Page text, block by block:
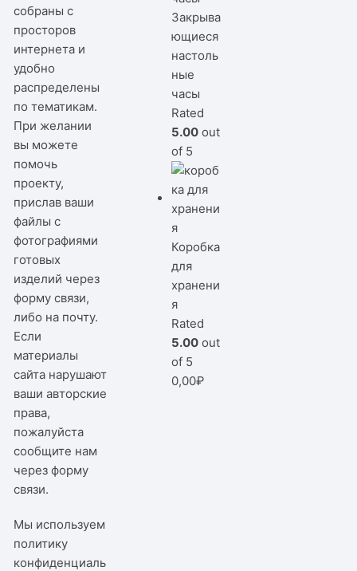
собраны с
просторов
интернета и
удобно
распределены
по тематикам.
При желании
вы можете
помочь
проекту,
прислав ваши
файлы с
фотографиями
готовых
изделий через
форму связи,
либо на почту.
Если
материалы
сайта нарушают
ваши авторские
права,
пожалуйста
сообщите нам
черезформу
связи.
Мы используем
политику
конфиденциаль
Закрыва
ющиеся
настоль
ные
часы
Rated
5.00 out
of 5
Коробка
для
хранени
я
Rated
5.00 out
of 5
0,00₽